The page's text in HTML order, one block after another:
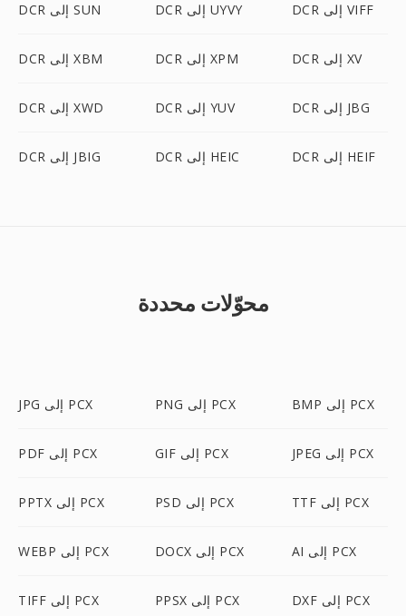
DCR إلى SUN DCR إلى UYVY DCR إلى VIFF
DCR إلى XBM DCR إلى XPM DCR إلى XV
DCR إلى XWD DCR إلى YUV DCR إلى JBG
DCR إلى JBIG DCR إلى HEIC DCR إلى HEIF
محوّلات محددة
JPG إلى PCX PNG إلى PCX BMP إلى PCX
PDF إلى PCX GIF إلى PCX JPEG إلى PCX
PPTX إلى PCX PSD إلى PCX TTF إلى PCX
WEBP إلى PCX DOCX إلى PCX AI إلى PCX
TIFF إلى PCX PPSX إلى PCX DXF إلى PCX